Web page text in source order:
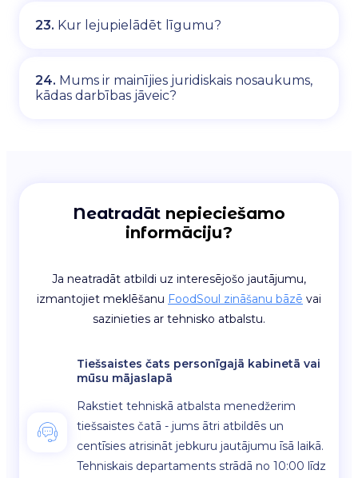
23. Kur lejupielādēt līgumu?
24. Mums ir mainījies juridiskais nosaukums,
kādas darbības jāveic?
Neatradāt nepieciešamo
informāciju?
Ja neatradāt atbildi uz interesējošo jautājumu,
izmantojiet meklēšanu FoodSoul zināšanu bāzē vai
sazinieties ar tehnisko atbalstu.
Tiešsaistes čats personīgajā kabinetā vai
mūsu mājaslapā
Rakstiet tehniskā atbalsta menedžerim
tiešsaistes čatā - jums ātri atbildēs un
centīsies atrisināt jebkuru jautājumu īsā laikā.
Tehniskais departaments strādā no 10:00 līdz